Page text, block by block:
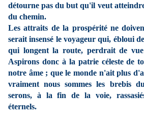
détourne pas du but qu'il veut
du chemin.
Les attraits de la prospérité ne
serait insensé le voyageur qui, ébloui
qui longent la route, perdrait de
Aspirons donc à la patrie céleste de
notre âme ; que le monde n'ait plus
vraiment nous sommes les brebis
serons, à la fin de la voie,
éternels.